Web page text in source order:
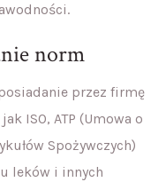
norm
przez firmę
ISO, ATP (Umowa o
Spożywczych)
leków i innych